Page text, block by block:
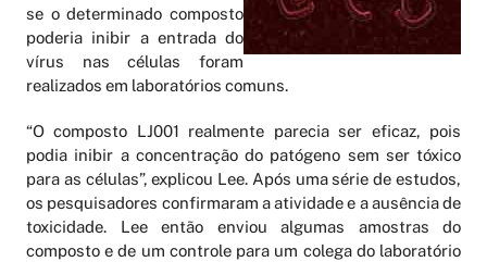
se o determinado composto
poderia inibir a entrada do
vírus nas células foram
realizados em laboratórios comuns.
“O composto LJ001 realmente parecia ser eficaz, pois
podia inibir a concentração do patógeno sem ser tóxico
para as células”, explicou Lee. Após uma série de estudos,
os pesquisadores confirmaram a atividade e a ausência de
toxicidade. Lee então enviou algumas amostras do
composto e de um controle para um colega do laboratório